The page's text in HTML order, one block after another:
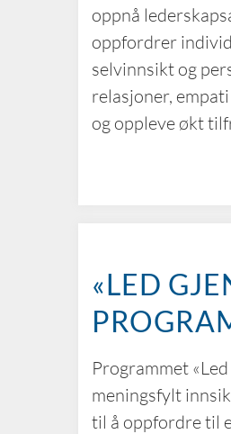
oppnå
oppfordrer
selvinnsikt og
relasjoner,
og oppleve økt
«LED
Programmet
meningsfylt
til å oppfordre til